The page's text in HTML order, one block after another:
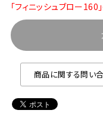
「フィニッシュブロー160
商品に関する問い